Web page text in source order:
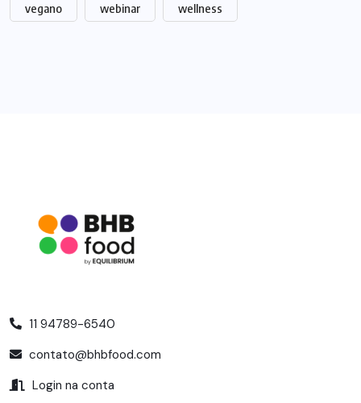
vegano webinar wellness
11 94789-6540
contato@bhbfood.com
Login na conta